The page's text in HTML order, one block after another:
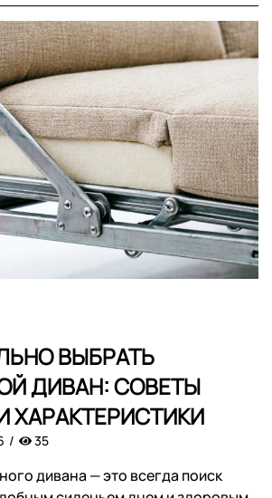
ВЫБРАТЬ
ДИВАН: СОВЕТЫ
ХАРАКТЕРИСТИКИ
35
дивана — это всегда поиск